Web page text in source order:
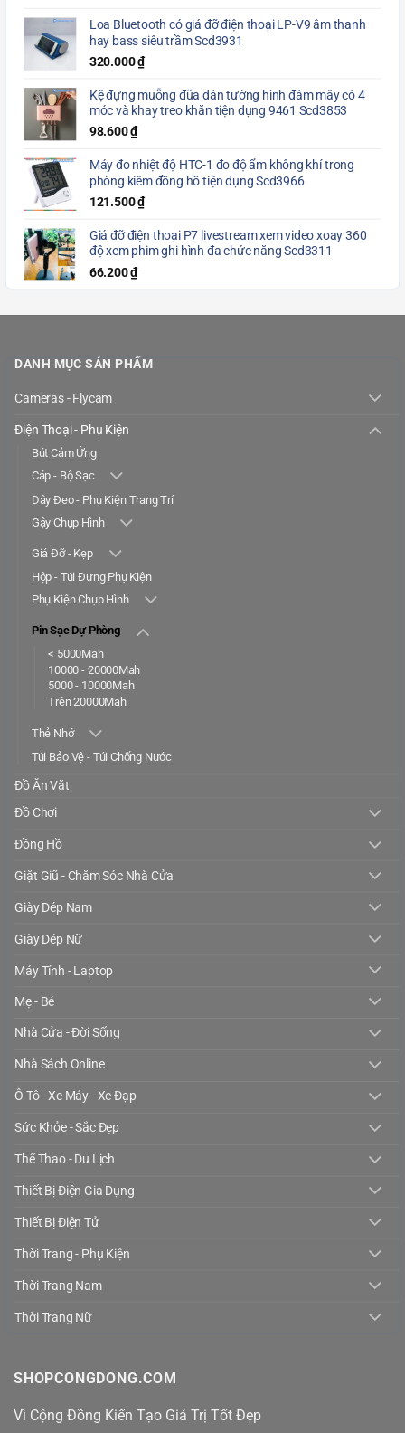
Loa Bluetooth có giá đỡ điện thoại LP-V9 âm thanh
hay bass siêu trầm Scd3931
320.000₫
Kệ đựng muỗng đũa dán tường hình đám mây có 4
móc và khay treo khăn tiện dụng 9461 Scd3853
98.600₫
Máy đo nhiệt độ HTC-1 đo độ ẩm không khí trong
phòng kiêm đồng hồ tiện dụng Scd3966
121.500₫
Giá đỡ điện thoại P7 livestream xem video xoay 360
độ xem phim ghi hình đa chức năng Scd3311
66.200₫
DANH MỤC SẢN PHẨM
Cameras - Flycam
Điện Thoại - Phụ Kiện
Bút Cảm Ứng
Cáp - Bộ Sạc
Dây Đeo - Phụ Kiện Trang Trí
Gậy Chụp Hình
Giá Đỡ - Kẹp
Hộp - Túi Đựng Phụ Kiện
Phụ Kiện Chụp Hình
Pin Sạc Dự Phòng
< 5000Mah
10000 - 20000Mah
5000 - 10000Mah
Trên 20000Mah
Thẻ Nhớ
Túi Bảo Vệ - Túi Chống Nước
Đồ Ăn Vặt
Đồ Chơi
Đồng Hồ
Giặt Giũ - Chăm Sóc Nhà Cửa
Giày Dép Nam
Giày Dép Nữ
Máy Tính - Laptop
Mẹ - Bé
Nhà Cửa - Đời Sống
Nhà Sách Online
Ô Tô - Xe Máy - Xe Đạp
Sức Khỏe - Sắc Đẹp
Thể Thao - Du Lịch
Thiết Bị Điện Gia Dụng
Thiết Bị Điện Tử
Thời Trang - Phụ Kiện
Thời Trang Nam
Thời Trang Nữ
SHOPCONGDONG.COM
Vì Cộng Đồng Kiến Tạo Giá Trị Tốt Đẹp